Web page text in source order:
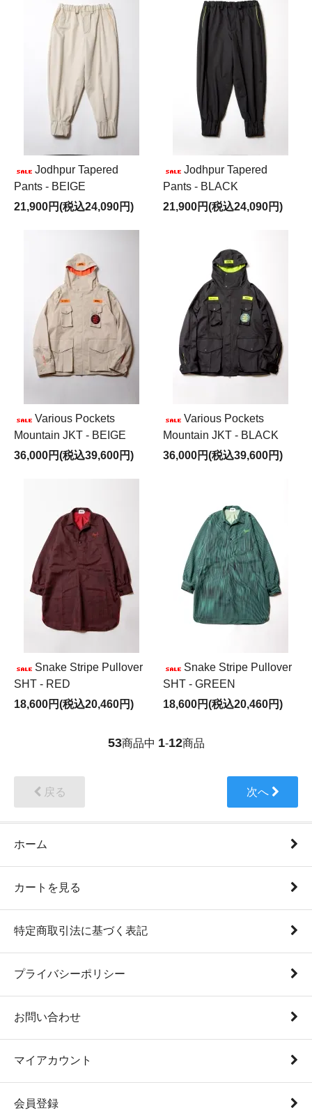
Jodhpur Tapered
Pants - BEIGE
21,900円(税込24,090円)
Jodhpur Tapered
Pants - BLACK
21,900円(税込24,090円)
Various Pockets
Mountain JKT - BEIGE
36,000円(税込39,600円)
Various Pockets
Mountain JKT - BLACK
36,000円(税込39,600円)
Snake Stripe Pullover
SHT - RED
18,600円(税込20,460円)
Snake Stripe Pullover
SHT - GREEN
18,600円(税込20,460円)
53商品中 1-12商品
戻る 次へ
ホーム
カートを見る
特定商取引法に基づく表記
プライバシーポリシー
お問い合わせ
マイアカウント
会員登録